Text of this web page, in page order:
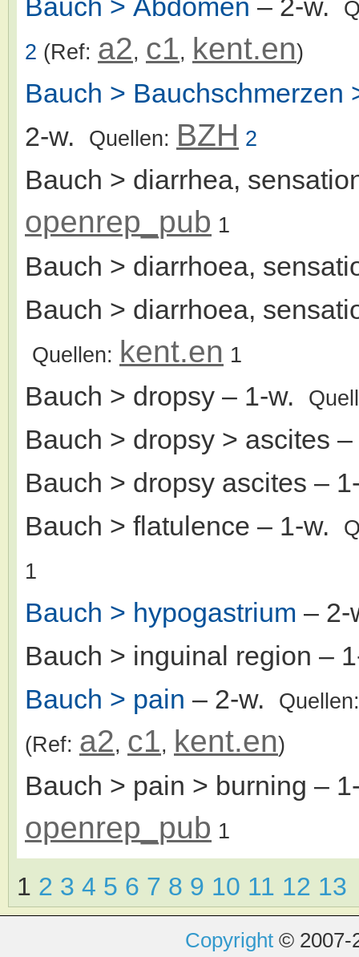
2 (Ref: a2, c1, kent.en)
Bauch > Bauchschmerzen
2-w.
Quellen: BZH 2
Bauch > diarrhea,
openrep_pub 1
Bauch > diarrhoea,
Bauch > diarrhoea,
Quellen: kent.en 1
Bauch > dropsy – 1-w.
Bauch > dropsy > ascites
Bauch > dropsy ascites –
Bauch > flatulence – 1-w.
1
Bauch > hypogastrium –
Bauch > inguinal region –
Bauch > pain – 2-w.
(Ref: a2, c1, kent.en)
Bauch > pain > burning –
openrep_pub 1
1 2 3 4 5 6 7 8 9 10 11 12 13
Copyright © 2007-